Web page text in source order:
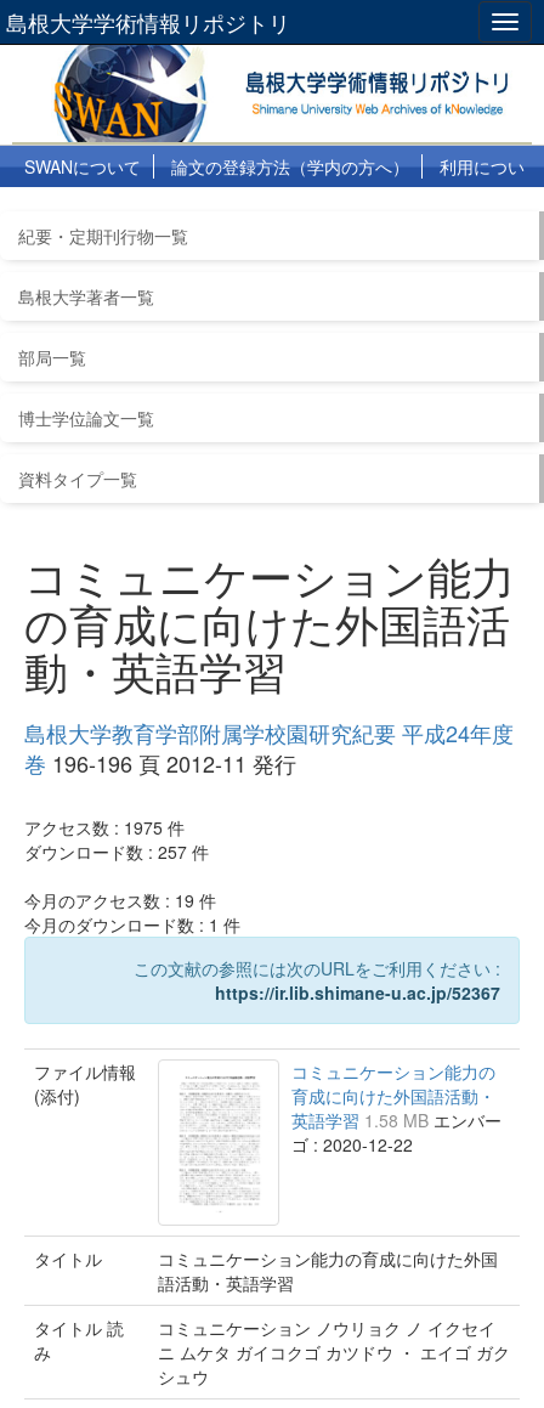
島根大学学術情報リポジトリ
SWANについて 論文の登録方法（学内の方へ）
利用につい
紀要・定期刊行物一覧
島根大学著者一覧
部局一覧
博士学位論文一覧
資料タイプ一覧
コミュニケーション能力
の育成に向けた外国語活
動・英語学習
島根大学教育学部附属学校園研究紀要 平成24年度
巻 196-196 頁 2012-11 発行
アクセス数 : 1975 件
ダウンロード数 : 257 件
今月のアクセス数 : 19 件
今月のダウンロード数 : 1 件
この文献の参照には次のURLをご利用ください :
https://ir.lib.shimane-u.ac.jp/52367
ファイル情報
(添付)
コミュニケーション能力の
育成に向けた外国語活動・
英語学習 1.58 MB エンバー
ゴ : 2020-12-22
タイトル
コミュニケーション能力の育成に向けた外国
語活動・英語学習
タイトル 読
み
コミュニケーション ノウリョク ノ イクセイ
ニ ムケタ ガイコクゴ カツドウ ・ エイゴ ガク
シュウ